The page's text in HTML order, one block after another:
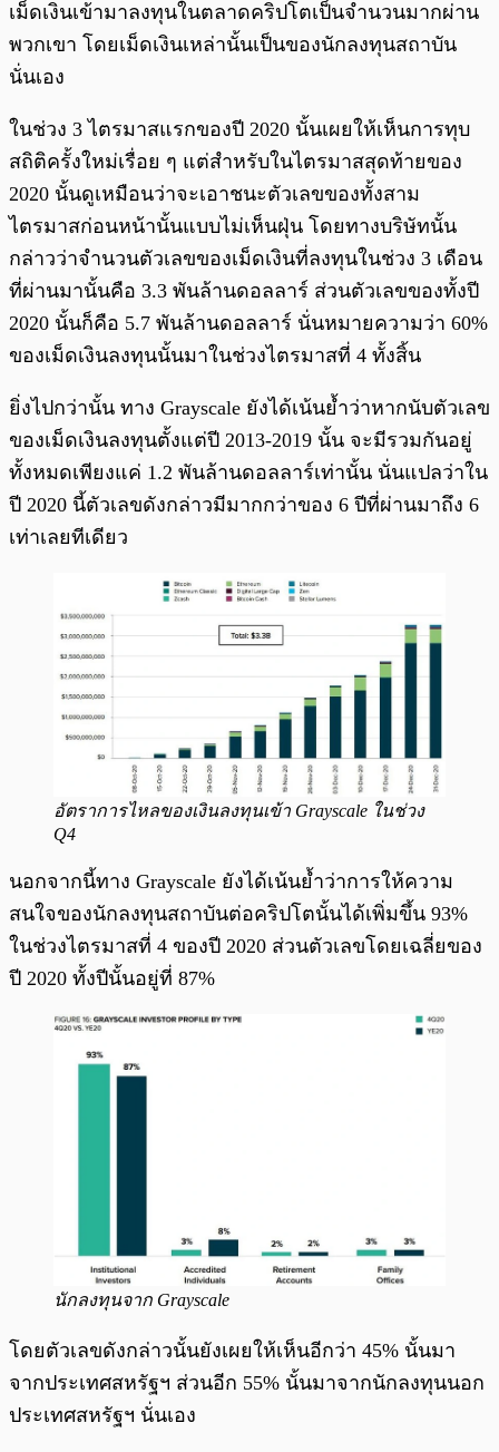
เม็ดเงินเข้ามาลงทุนในตลาดคริปโตเป็นจำนวนมากผ่าน
พวกเขา โดยเม็ดเงินเหล่านั้นเป็นของนักลงทุนสถาบัน
นั่นเอง
ในช่วง 3 ไตรมาสแรกของปี 2020 นั้นเผยให้เห็นการทุบ
สถิติครั้งใหม่เรื่อย ๆ แต่สำหรับในไตรมาสสุดท้ายของ
2020 นั้นดูเหมือนว่าจะเอาชนะตัวเลขของทั้งสาม
ไตรมาสก่อนหน้านั้นแบบไม่เห็นฝุ่น โดยทางบริษัทนั้น
กล่าวว่าจำนวนตัวเลขของเม็ดเงินที่ลงทุนในช่วง 3 เดือน
ที่ผ่านมานั้นคือ 3.3 พันล้านดอลลาร์ ส่วนตัวเลขของทั้งปี
2020 นั้นก็คือ 5.7 พันล้านดอลลาร์ นั่นหมายความว่า 60%
ของเม็ดเงินลงทุนนั้นมาในช่วงไตรมาสที่ 4 ทั้งสิ้น
ยิ่งไปกว่านั้น ทาง Grayscale ยังได้เน้นย้ำว่าหากนับตัวเลข
ของเม็ดเงินลงทุนตั้งแต่ปี 2013-2019 นั้น จะมีรวมกันอยู่
ทั้งหมดเพียงแค่ 1.2 พันล้านดอลลาร์เท่านั้น นั่นแปลว่าใน
ปี 2020 นี้ตัวเลขดังกล่าวมีมากกว่าของ 6 ปีที่ผ่านมาถึง 6
เท่าเลยทีเดียว
อัตราการไหลของเงินลงทุนเข้า Grayscale ในช่วง
Q4
นอกจากนี้ทาง Grayscale ยังได้เน้นย้ำว่าการให้ความ
สนใจของนักลงทุนสถาบันต่อคริปโตนั้นได้เพิ่มขึ้น 93%
ในช่วงไตรมาสที่ 4 ของปี 2020 ส่วนตัวเลขโดยเฉลี่ยของ
ปี 2020 ทั้งปีนั้นอยู่ที่ 87%
นักลงทุนจาก Grayscale
โดยตัวเลขดังกล่าวนั้นยังเผยให้เห็นอีกว่า 45% นั้นมา
จากประเทศสหรัฐฯ ส่วนอีก 55% นั้นมาจากนักลงทุนนอก
ประเทศสหรัฐฯ นั่นเอง